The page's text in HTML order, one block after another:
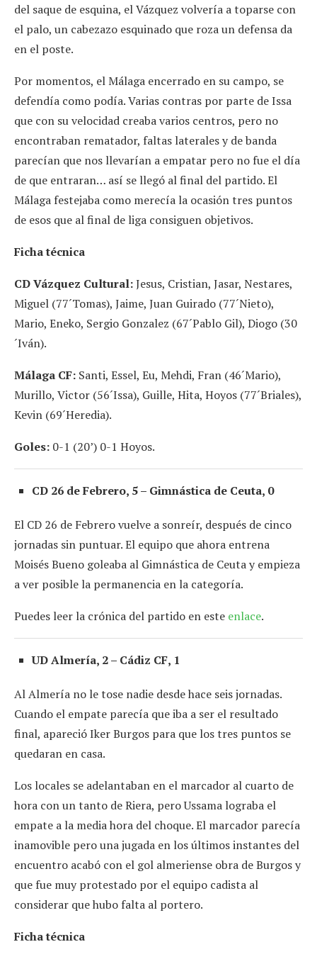
del saque de esquina, el Vázquez volvería a toparse con
el palo, un cabezazo esquinado que roza un defensa da
en el poste.
Por momentos, el Málaga encerrado en su campo, se
defendía como podía. Varias contras por parte de Issa
que con su velocidad creaba varios centros, pero no
encontraban rematador, faltas laterales y de banda
parecían que nos llevarían a empatar pero no fue el día
de que entraran… así se llegó al final del partido. El
Málaga festejaba como merecía la ocasión tres puntos
de esos que al final de liga consiguen objetivos.
Ficha técnica
CD Vázquez Cultural:Jesus, Cristian, Jasar, Nestares,
Miguel (77´Tomas), Jaime, Juan Guirado (77´Nieto),
Mario, Eneko, Sergio Gonzalez (67´Pablo Gil), Diogo (30
´Iván).
Málaga CF: Santi, Essel, Eu, Mehdi, Fran (46´Mario),
Murillo, Victor (56´Issa), Guille, Hita, Hoyos (77´Briales),
Kevin (69´Heredia).
Goles: 0-1 (20’) 0-1 Hoyos.
CD 26 de Febrero, 5 – Gimnástica de Ceuta, 0
El CD 26 de Febrero vuelve a sonreír, después de cinco
jornadas sin puntuar. El equipo que ahora entrena
Moisés Bueno goleaba al Gimnástica de Ceuta y empieza
a ver posible la permanencia en la categoría.
Puedes leer la crónica del partido en este enlace.
UD Almería, 2 – Cádiz CF, 1
Al Almería no le tose nadie desde hace seis jornadas.
Cuando el empate parecía que iba a ser el resultado
final, apareció Iker Burgos para que los tres puntos se
quedaran en casa.
Los locales se adelantaban en el marcador al cuarto de
hora con un tanto de Riera, pero Ussama lograba el
empate a la media hora del choque. El marcador parecía
inamovible pero una jugada en los últimos instantes del
encuentro acabó con el gol almeriense obra de Burgos y
que fue muy protestado por el equipo cadista al
considerar que hubo falta al portero.
Ficha técnica